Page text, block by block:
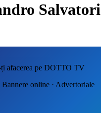
Salvatori
ți afacerea pe DOTTO TV
online · Advertoriale